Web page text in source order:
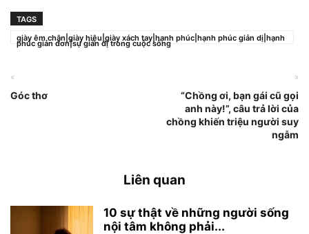
TAGS
giày êm chân|giày hiệu|giày xách tay|hạnh phúc|hạnh phúc giản dị|hạnh
phúc giản đơn|sự giản dị trong cuộc sống
«
Góc thơ
»
“Chồng ơi, bạn gái cũ gọi
anh này!”, câu trả lời của
chồng khiến triệu người suy
ngẫm
Liên quan
10 sự thật về những người sống
nội tâm không phải...